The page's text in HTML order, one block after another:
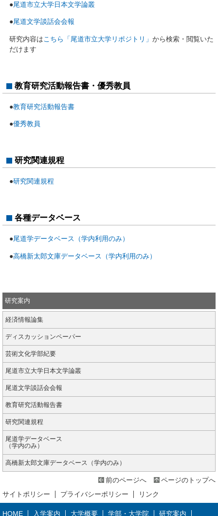
●尾道市立大学日本文学論叢
●尾道文学談話会会報
研究内容はこちら「尾道市立大学リポジトリ」から検索・閲覧いた
だけます
教育研究活動報告書・優秀教員
●教育研究活動報告書
●優秀教員
研究関連規程
●研究関連規程
各種データベース
●尾道学データベース（学内利用のみ）
●高橋新太郎文庫データベース（学内利用のみ）
研究案内
経済情報論集
ディスカッションペーパー
芸術文化学部紀要
尾道市立大学日本文学論叢
尾道文学談話会会報
教育研究活動報告書
研究関連規程
尾道学データベース
（学内のみ）
高橋新太郎文庫データベース（学内のみ）
ページのトップへ
前のページへ
サイトポリシー
プライバシーポリシー リンク
HOME 入学案内 大学概要 学部・大学院 研究案内